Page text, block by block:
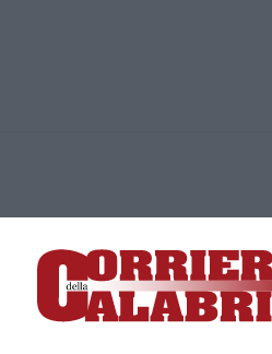
Terme (CZ)
Paola Militano |Privacy